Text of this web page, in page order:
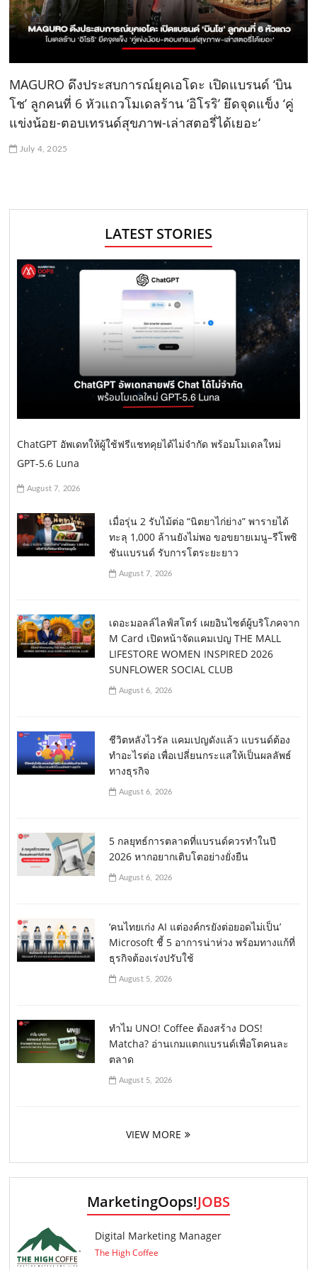
MAGURO ดึงประสบการณ์ยุคเอโดะ เปิดแบรนด์ ‘บิน
โช’ ลูกคนที่ 6 หัวแถวโมเดลร้าน ‘อิโรริ’ ยึดจุดแข็ง ‘คู่
แข่งน้อย-ตอบเทรนด์สุขภาพ-เล่าสตอรี่ได้เยอะ‘
July 4, 2025
LATEST STORIES
ChatGPT อัพเดทให้ผู้ใช้ฟรีแชทคุยได้ไม่จำกัด พร้อมโมเดลใหม่
GPT-5.6 Luna
August 7, 2026
เมื่อรุ่น 2 รับไม้ต่อ “นิตยาไก่ย่าง” พารายได้
ทะลุ 1,000 ล้านยังไม่พอ ขอขยายเมนู–รีโพซิ
ชันแบรนด์ รับการโตระยะยาว
August 7, 2026
เดอะมอลล์ไลฟ์สโตร์ เผยอินไซต์ผู้บริโภคจาก
M Card เปิดหน้าจัดแคมเปญ THE MALL
LIFESTORE WOMEN INSPIRED 2026
SUNFLOWER SOCIAL CLUB
August 6, 2026
ชีวิตหลังไวรัล แคมเปญดังแล้ว แบรนด์ต้อง
ทำอะไรต่อ เพื่อเปลี่ยนกระแสให้เป็นผลลัพธ์
ทางธุรกิจ
August 6, 2026
5 กลยุทธ์การตลาดที่แบรนด์ควรทำในปี
2026 หากอยากเติบโตอย่างยั่งยืน
August 6, 2026
‘คนไทยเก่ง AI แต่องค์กรยังต่อยอดไม่เป็น’
Microsoft ชี้ 5 อาการน่าห่วง พร้อมทางแก้ที่
ธุรกิจต้องเร่งปรับใช้
August 5, 2026
ทำไม UNO! Coffee ต้องสร้าง DOS!
Matcha? อ่านเกมแตกแบรนด์เพื่อโตคนละ
ตลาด
August 5, 2026
VIEW MORE
MarketingOops!JOBS
Digital Marketing Manager
The High Coffee